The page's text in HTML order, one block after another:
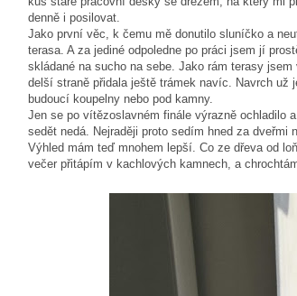
denně i posilovat.
Jako první věc, k čemu mě donutilo sluníčko a
terasa. A za jediné odpoledne po práci jsem jí
skládané na sucho na sebe. Jako rám terasy
delší straně přidala ještě trámek navíc. Navrch
budoucí koupelny nebo pod kamny.
Jen se po vítězoslavném finále výrazně ochladilo
sedět nedá. Nejraději proto sedím hned za
Výhled mám teď mnohem lepší. Co ze dřeva od
večer přitápím v kachlových kamnech, a